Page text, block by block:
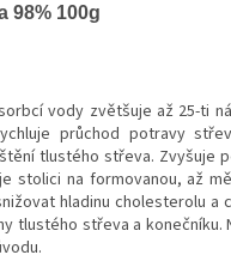
98% 100g
vody zvětšuje až 25-ti
průchod potravy
tlustého střeva. Zvyšuje
stolici na formovanou, až
hladinu cholesterolu a
tlustého střeva a konečníku.